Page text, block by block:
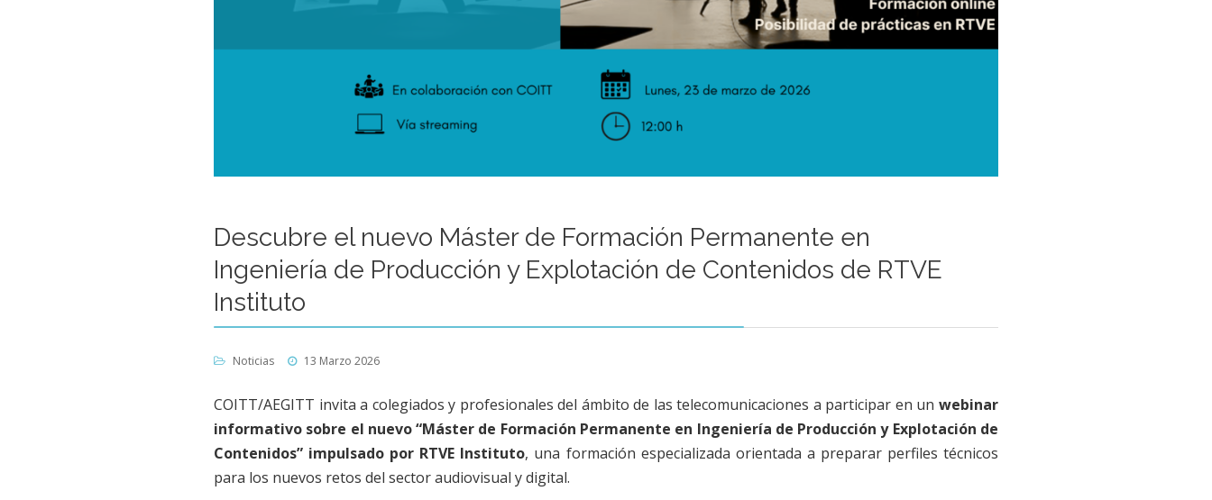
Descubre el nuevo Máster de Formación Permanente en
Ingeniería de Producción y Explotación de Contenidos de RTVE
Instituto
Noticias 13 Marzo 2026
COITT/AEGITT invita a colegiados y profesionales del ámbito de las telecomunicaciones a participar en un webinar
informativo sobre el nuevo “Máster de Formación Permanente en Ingeniería de Producción y Explotación de
Contenidos” impulsado por RTVE Instituto, una formación especializada orientada a preparar perfiles técnicos
para los nuevos retos del sector audiovisual y digital.